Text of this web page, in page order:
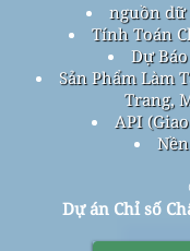
nguồn
Tính Toán
Dự
Sản Phẩm Làm
Trang,
API
Dự án Chỉ số